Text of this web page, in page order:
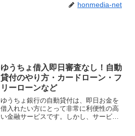
honmedia-net
ゆうちょ借入即日審査なし！自動
貸付のやり方・カードローン・フ
リーローンなど
ゆうちょ銀行の自動貸付は、即日お金を
借入れたい方にとって非常に利便性の高
い金融サービスです。しかし、サービス